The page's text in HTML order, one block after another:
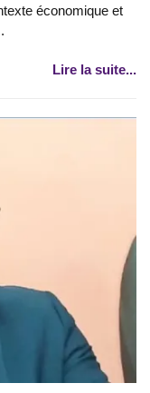
économique et
Lire la suite...